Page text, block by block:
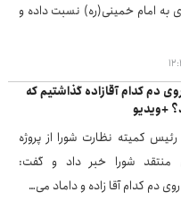
امام خمینی(ره) نسبت داده و
دم کدام آقازاده گذاشتیم که
+ویدیو
رئیس کمیته نظارت شورا از پروژه
منتقد شورا خبر داد و گفت:
دم کدام آقا زاده و داماد می…